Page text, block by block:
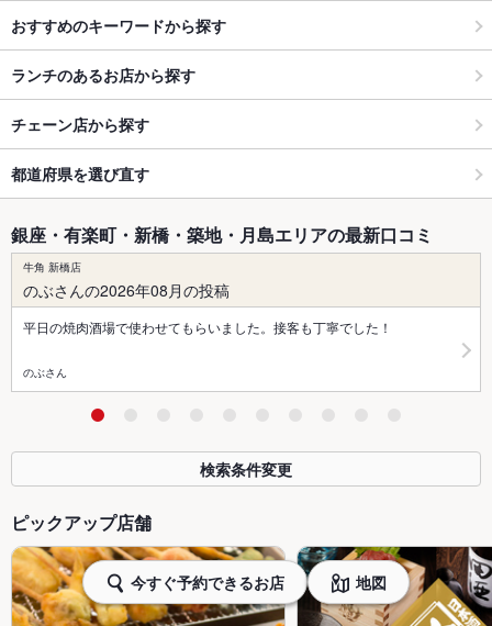
おすすめのキーワードから探す
ランチのあるお店から探す
チェーン店から探す
都道府県を選び直す
銀座・有楽町・新橋・築地・月島エリアの最新口コミ
牛角 新橋店
のぶさんの2026年08月の投稿
平日の焼肉酒場で使わせてもらいました。接客も丁寧でした！
のぶさん
検索条件変更
ピックアップ店舗
今すぐ予約できるお店 地図